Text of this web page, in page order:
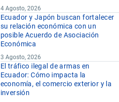
4 Agosto, 2026
Ecuador y Japón buscan fortalecer
su relación económica con un
posible Acuerdo de Asociación
Económica
3 Agosto, 2026
El tráfico ilegal de armas en
Ecuador: Cómo impacta la
economía, el comercio exterior y la
inversión